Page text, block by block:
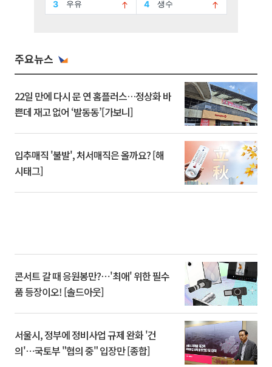
주요뉴스
22일 만에 다시 문 연 홈플러스…정상화 바
쁜데 재고 없어 ‘발동동’[가보니]
입추매직 '불발', 처서매직은 올까요? [해
시태그]
콘서트 갈 때 응원봉만?⋯'최애' 위한 필수
품 등장이오! [솔드아웃]
서울시, 정부에 정비사업 규제 완화 '건
의'⋯국토부 "협의 중" 입장만 [종합]